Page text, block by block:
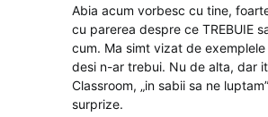
Abia acum vorbesc cu tine,
cu parerea despre ce TREBUIE
cum. Ma simt vizat de
desi n-ar trebui. Nu de alta, dar
Classroom, „in sabii sa ne
surprize.